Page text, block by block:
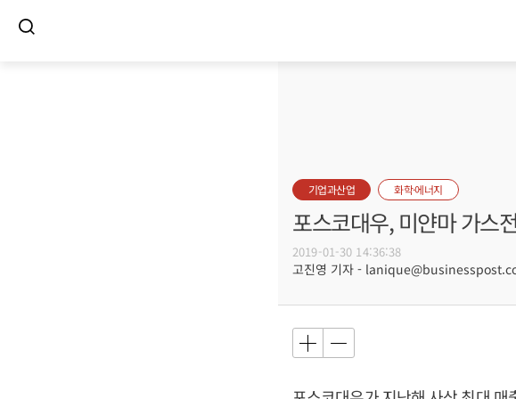
기업과산업 화학·에너지
포스코대우, 미얀마 가스
2019-01-30 14:36:38
고진영 기자 -